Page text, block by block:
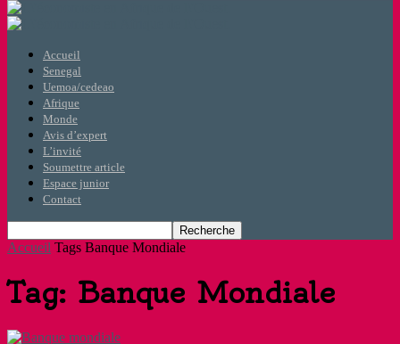
Accueil
Senegal
Uemoa/cedeao
Afrique
Monde
Avis d’expert
L’invité
Soumettre article
Espace junior
Contact
Accueil Tags Banque Mondiale
Tag: Banque Mondiale